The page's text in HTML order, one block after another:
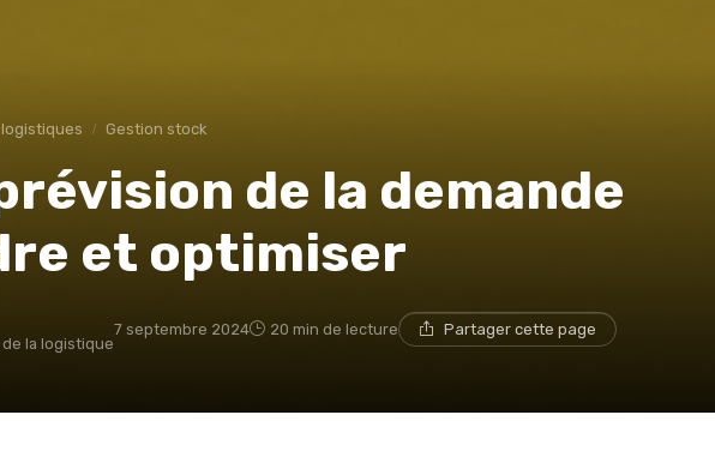
Gestion stock
de la demande
et optimiser
la logistique
7 septembre 2024 20 min de lecture Partager cette page